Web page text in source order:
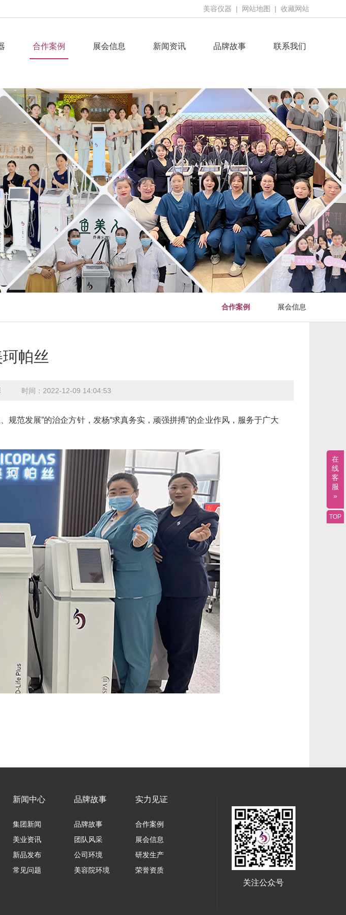
美容仪器 | 网站地图 | 收藏网站
合作案例 展会信息 新闻资讯 品牌故事 联系我们
合作案例 展会信息
帕丝
时间：2022-12-09 14:04:53
范发展”的治企方针，发杨“求真务实，顽强拼搏”的企业作风，服务于广大
新闻中心
集团新闻
美业资讯
新品发布
常见问题
品牌故事
品牌故事
团队风采
公司环境
美容院环境
实力见证
合作案例
展会信息
研发生产
荣誉资质
关注公众号
在
线
客
服
»
TOP